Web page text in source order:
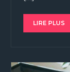
LIRE PLUS